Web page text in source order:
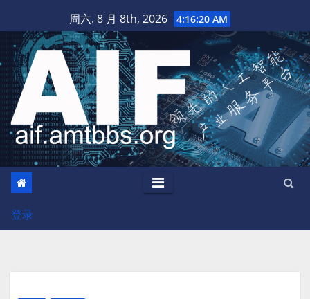
至
内
容
周六. 8 月 8th, 2026 4:16:21 AM
登录